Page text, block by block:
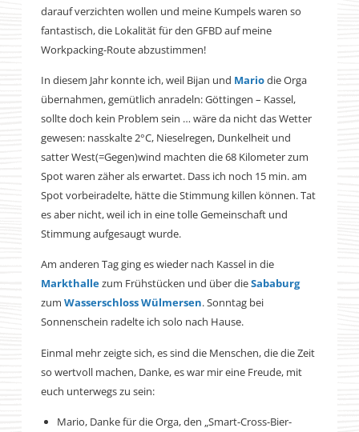
darauf verzichten wollen und meine Kumpels waren so
fantastisch, die Lokalität für den GFBD auf meine
Workpacking-Route abzustimmen!
In diesem Jahr konnte ich, weil Bijan und Mariodie Orga
übernahmen, gemütlich anradeln: Göttingen – Kassel,
sollte doch kein Problem sein … wäre da nicht das Wetter
gewesen: nasskalte 2°C, Nieselregen, Dunkelheit und
satter West(=Gegen)wind machten die 68 Kilometer zum
Spot waren zäher als erwartet. Dass ich noch 15 min. am
Spot vorbeiradelte, hätte die Stimmung killen können. Tat
es aber nicht, weil ich in eine tolle Gemeinschaft und
Stimmung aufgesaugt wurde.
Am anderen Tag ging es wieder nach Kassel in die
Markthallezum Frühstücken und über dieSababurg
zum Wasserschloss Wülmersen. Sonntag bei
Sonnenschein radelte ich solo nach Hause.
Einmal mehr zeigte sich, es sind die Menschen, die die Zeit
so wertvoll machen, Danke, es war mir eine Freude, mit
euch unterwegs zu sein:
Mario, Danke für die Orga, den „Smart-Cross-Bier-